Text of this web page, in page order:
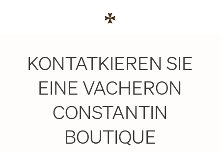
Link zur Unternehmenswebsite
KONTATKIEREN SIE
EINE VACHERON
CONSTANTIN
BOUTIQUE